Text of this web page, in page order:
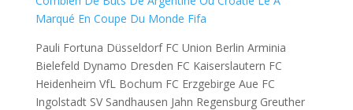
Marqué En Coupe Du Monde Fifa
Pauli Fortuna Düsseldorf FC Union Berlin Arminia
Bielefeld Dynamo Dresden FC Kaiserslautern FC
Heidenheim VfL Bochum FC Erzgebirge Aue FC
Ingolstadt SV Sandhausen Jahn Regensburg Greuther